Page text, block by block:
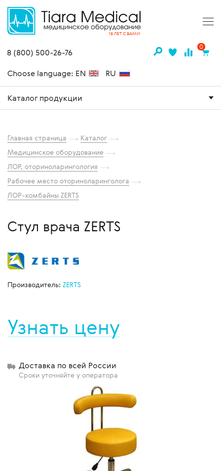
18 ЛЕТ С ВАМИ
8 (800) 500-26-76
0
Choose language: EN RU
Каталог продукции
Главная страница
Каталог
Медицинское оборудование
ЛОР, оториноларингология
Рабочее место оториноларинголога
ЛОР-комбайны ZERTS
Стул врача ZERTS
Производитель: ZERTS
Узнать цену
Доставка по всей России
Сроки уточняйте у оператора